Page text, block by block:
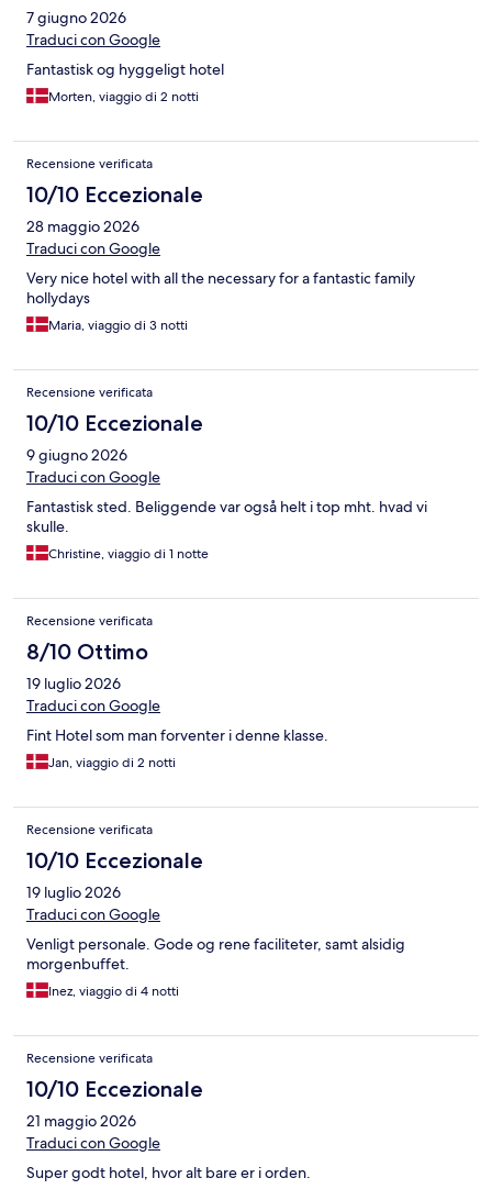
7 giugno 2026
Traduci con Google
Fantastisk og hyggeligt hotel
Morten, viaggio di 2 notti
Recensione verificata
10/10 Eccezionale
28 maggio 2026
Traduci con Google
Very nice hotel with all the necessary for a fantastic family
hollydays
Maria, viaggio di 3 notti
Recensione verificata
10/10 Eccezionale
9 giugno 2026
Traduci con Google
Fantastisk sted. Beliggende var også helt i top mht. hvad vi
skulle.
Christine, viaggio di 1 notte
Recensione verificata
8/10 Ottimo
19 luglio 2026
Traduci con Google
Fint Hotel som man forventer i denne klasse.
Jan, viaggio di 2 notti
Recensione verificata
10/10 Eccezionale
19 luglio 2026
Traduci con Google
Venligt personale. Gode og rene faciliteter, samt alsidig
morgenbuffet.
Inez, viaggio di 4 notti
Recensione verificata
10/10 Eccezionale
21 maggio 2026
Traduci con Google
Super godt hotel, hvor alt bare er i orden.